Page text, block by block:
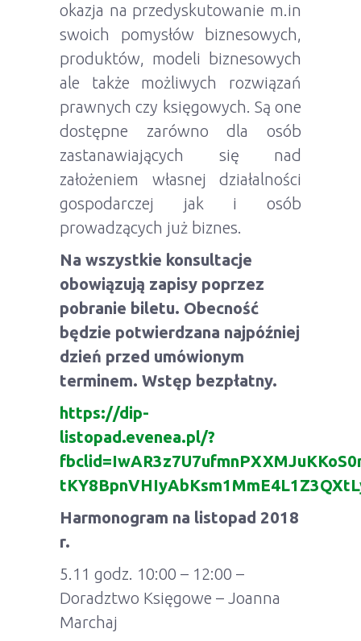
okazja na przedyskutowanie m.in
swoich pomysłów biznesowych,
produktów, modeli biznesowych
ale także możliwych rozwiązań
prawnych czy księgowych. Są one
dostępne zarówno dla osób
zastanawiających się nad
założeniem własnej działalności
gospodarczej jak i osób
prowadzących już biznes.
Na wszystkie konsultacje
obowiązują zapisy poprzez
pobranie biletu. Obecność
będzie potwierdzana najpóźniej
dzień przed umówionym
terminem. Wstęp bezpłatny.
https://dip-
listopad.evenea.pl/?
Harmonogram na listopad 2018
r.
5.11 godz. 10:00 – 12:00 –
Doradztwo Księgowe – Joanna
Marchaj